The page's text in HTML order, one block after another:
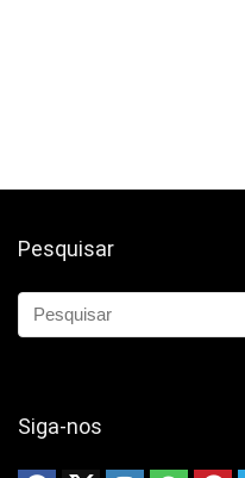
Pesquisar
Siga-nos